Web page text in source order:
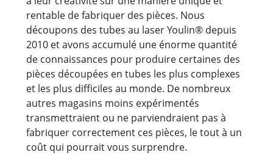
rentable de fabriquer des pièces. Nous
découpons des tubes au laser Youlin® depuis
2010 et avons accumulé une énorme quantité
de connaissances pour produire certaines des
pièces découpées en tubes les plus complexes
et les plus difficiles au monde. De nombreux
autres magasins moins expérimentés
transmettraient ou ne parviendraient pas à
fabriquer correctement ces pièces, le tout à un
coût qui pourrait vous surprendre.